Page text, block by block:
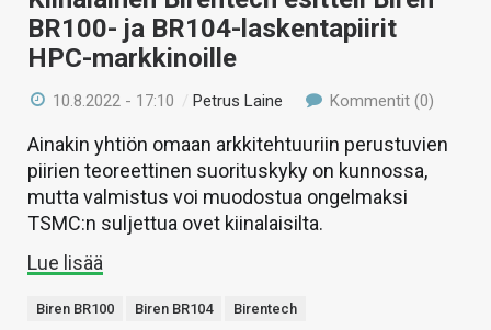
BR100- ja BR104-laskentapiirit
HPC-markkinoille
10.8.2022 - 17:10 / Petrus Laine Kommentit (0)
Ainakin yhtiön omaan arkkitehtuuriin perustuvien
piirien teoreettinen suorituskyky on kunnossa,
mutta valmistus voi muodostua ongelmaksi
TSMC:n suljettua ovet kiinalaisilta.
Lue lisää
Biren BR100 Biren BR104 Birentech